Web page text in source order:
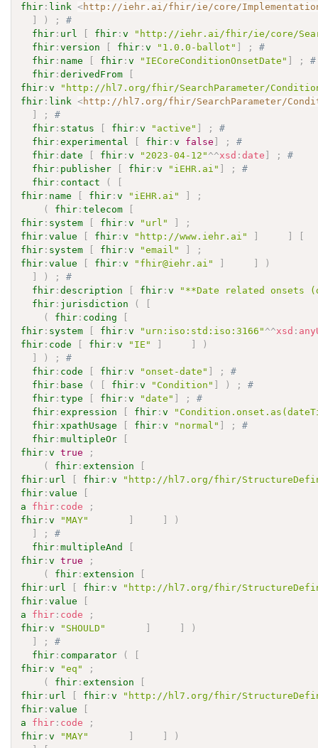
fhir : link <http://iehr.ai/fhir/ie/core/
]
) ;
#
fhir : url [ fhir :v
"http://iehr.ai/fhir/ie/core/
fhir :version [ fhir :v "1.0.0-ballot" ] ;
#
fhir : name [ fhir :v "IECoreConditionOnsetDate" ] ;
fhir :derivedFrom
[
fhir :v
"http://hl7.org/fhir/SearchParameter/
fhir : link <http://hl7.org/fhir/SearchParameter/
]
;
#
fhir : status [ fhir :v "active" ] ;
#
fhir :experimental [ fhir :v false ] ;
#
fhir :date [ fhir :v "2023-04-12" ^^xsd :date ] ;
#
fhir : publisher [ fhir :v "iEHR.ai" ] ;
#
fhir : contact (
[
fhir : name [ fhir :v "iEHR.ai" ]
;
(
fhir :telecom
[
fhir : system [ fhir :v "url" ]
;
fhir :value [ fhir :v "http://www.iehr.ai" ] ]
[
fhir : system [ fhir :v "email" ]
;
fhir :value [ fhir :v "fhir@iehr.ai" ] ]
)
]
) ;
#
fhir :description [ fhir :v
"**Date related onsets
fhir : jurisdiction (
[
(
fhir : coding
[
fhir : system [ fhir :v "urn:iso:std:iso:3166" ^^xsd :
fhir : code [ fhir :v "IE" ] ]
)
]
) ;
#
fhir : code [ fhir :v "onset-date" ] ;
#
fhir : base ( [ fhir :v "Condition" ] ) ;
#
fhir :type [ fhir :v "date" ] ;
#
fhir :expression [ fhir :v
fhir : xpathUsage [ fhir :v "normal" ] ;
#
fhir :multipleOr
[
fhir :v true
;
(
fhir :extension
[
fhir : url [ fhir :v
"http://hl7.org/fhir/
fhir :value
[
a
fhir : code
;
fhir :v "MAY" ] ]
)
]
;
#
fhir :multipleAnd
[
fhir :v true
;
(
fhir :extension
[
fhir : url [ fhir :v
"http://hl7.org/fhir/
fhir :value
[
a
fhir : code
;
fhir :v "SHOULD" ] ]
)
]
;
#
fhir : comparator (
[
fhir :v "eq"
;
(
fhir :extension
[
fhir : url [ fhir :v
"http://hl7.org/fhir/
fhir :value
[
a
fhir : code
;
fhir :v "MAY" ] ]
)